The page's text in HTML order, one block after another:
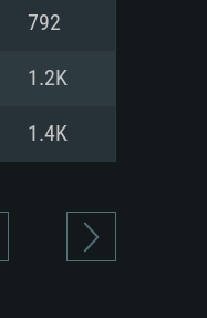
792
1.2K
1.4K